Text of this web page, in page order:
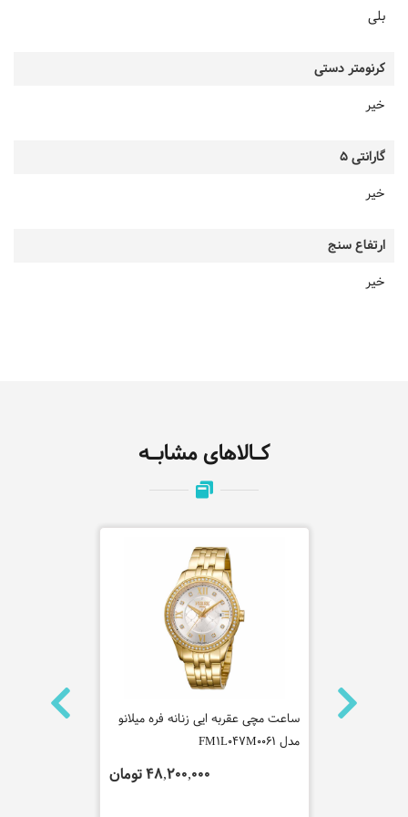
بلی
کرنومتر دستی
خیر
گارانتی 5
خیر
ارتفاع سنج
خیر
کـالاهای مشابـه
ساعت مچی
ساعت مچی عقربه ایی زنانه فره میلانو
مدل FM1L047M0061
48,200,000 تومان